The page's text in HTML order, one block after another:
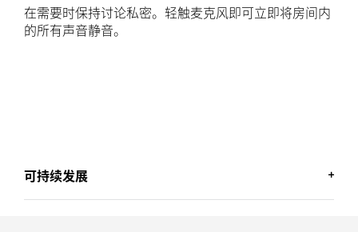
在需要时保持讨论私密。轻触麦克风即可立即将房间内
的所有声音静音。
可持续发展